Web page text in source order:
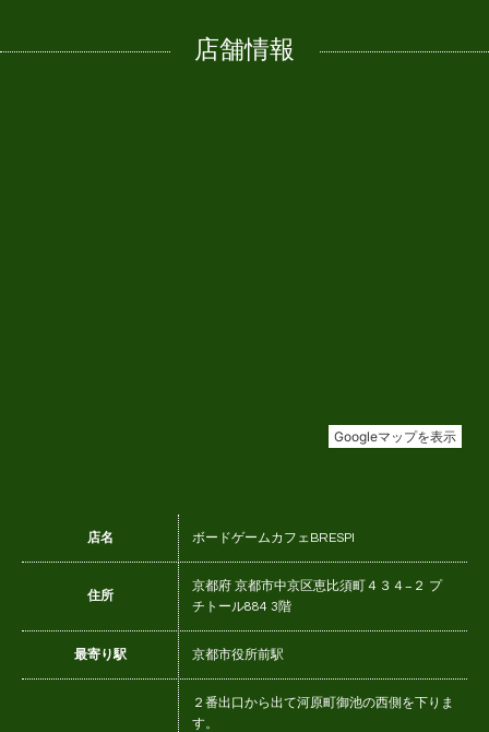
店舗情報
店名 ボードゲームカフェBRESPI
住所
京都府 京都市中京区恵比須町４３４−２ プ
チトール884 3階
最寄り駅 京都市役所前駅
２番出口から出て河原町御池の西側を下りま
す。